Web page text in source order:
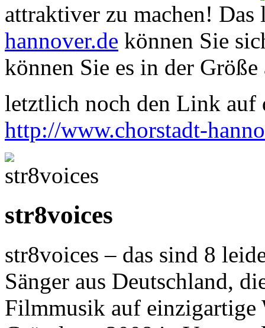
attraktiver zu machen! Das
hannover.de können Sie
können Sie es in der
letztlich noch den Link auf
http://www.chorstadt-
str8voices
str8voices – das sind 8
Sänger aus Deutschland,
Filmmusik auf einzigartige